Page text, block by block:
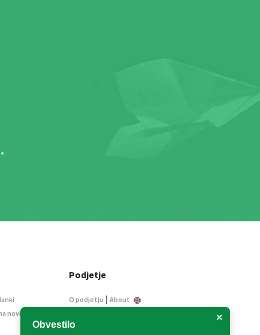
×
Obvestilo
novice
Podjetje
O podjetju | About
Informacije javnega